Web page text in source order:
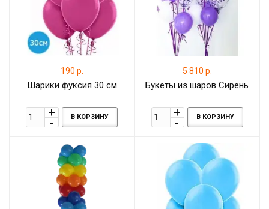
190 р.
Шарики фуксия 30 см
В КОРЗИНУ
5 810 р.
Букеты из шаров Сирень
В КОРЗИНУ